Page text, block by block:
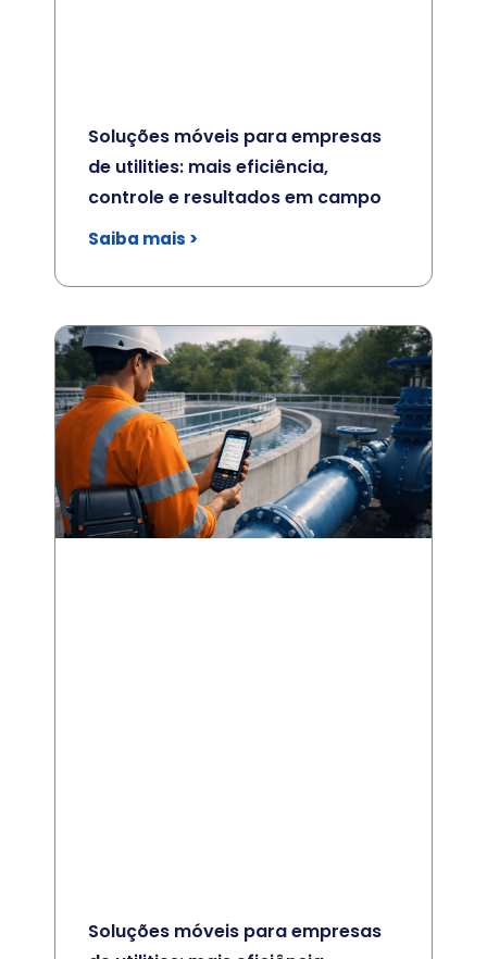
Soluções móveis para empresas
de utilities: mais eficiência,
controle e resultados em campo
Saiba mais >
Soluções móveis para empresas